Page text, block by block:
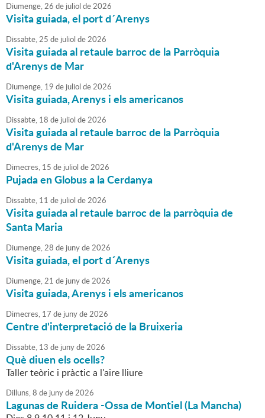
Diumenge,26 de juliol de2026
Visita guiada, el port d´Arenys
Dissabte,25 de juliol de2026
Visita guiada al retaule barroc de la Parròquia
d'Arenys de Mar
Diumenge, 19 de juliol de2026
Visita guiada, Arenys i els americanos
Dissabte, 18 de juliol de2026
Visita guiada al retaule barroc de la Parròquia
d'Arenys de Mar
Dimecres, 15 de juliol de2026
Pujada en Globus a la Cerdanya
Dissabte, 11 de juliol de2026
Visita guiada al retaule barroc de la parròquia de
Santa Maria
Diumenge,28 de junyde2026
Visita guiada, el port d´Arenys
Diumenge,21 de junyde2026
Visita guiada, Arenys i els americanos
Dimecres, 17 de junyde2026
Centre d'interpretació de la Bruixeria
Dissabte, 13 de junyde2026
Què diuen els ocells?
Taller teòric i pràctic a l'aire lliure
Dilluns,8 de junyde2026
Lagunas de Ruidera -Ossa de Montiel (La Mancha)